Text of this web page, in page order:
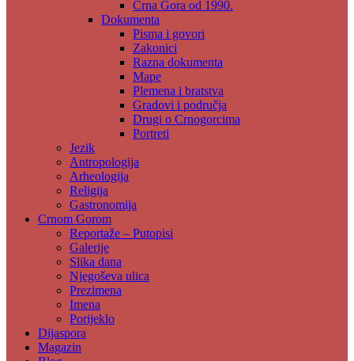
Crna Gora od 1990.
Dokumenta
Pisma i govori
Zakonici
Razna dokumenta
Mape
Plemena i bratstva
Gradovi i područja
Drugi o Crnogorcima
Portreti
Jezik
Antropologija
Arheologija
Religija
Gastronomija
Crnom Gorom
Reportaže – Putopisi
Galerije
Slika dana
Njegoševa ulica
Prezimena
Imena
Porijeklo
Dijaspora
Magazin